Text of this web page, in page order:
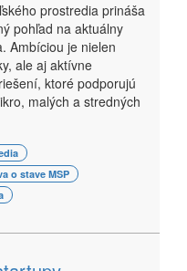
prostredia prináša
pohľad na aktuálny
Ambíciou je nielen
ale aj aktívne
ktoré podporujú
malých a stredných
o stave MSP